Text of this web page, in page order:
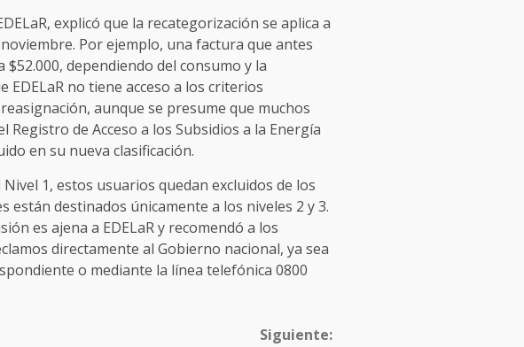
explicó que la recategorización se aplica a
Por ejemplo, una factura que antes
$52.000, dependiendo del consumo y la
EDELaR no tiene acceso a los criterios
aunque se presume que muchos
de Acceso a los Subsidios a la Energía
en su nueva clasificación.
1, estos usuarios quedan excluidos de los
están destinados únicamente a los niveles 2 y 3.
es ajena a EDELaR y recomendó a los
directamente al Gobierno nacional, ya sea
o mediante la línea telefónica 0800
Siguiente: